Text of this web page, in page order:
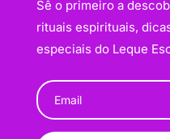
Sê o primeiro a
rituais espirituais,
especiais do Leque